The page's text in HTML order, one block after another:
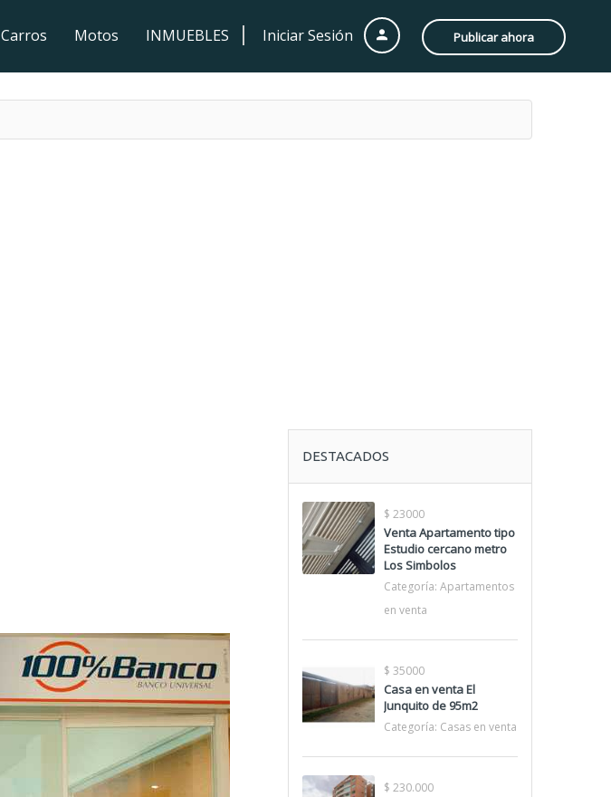
Iniciar Sesión Publicar ahora
Carros Motos INMUEBLES
DESTACADOS
$ 23000
Venta Apartamento tipo
Estudio cercano metro
Los Simbolos
Categoría: Apartamentos
en venta
$ 35000
Casa en venta El
Junquito de 95m2
Categoría: Casas en venta
$ 230.000